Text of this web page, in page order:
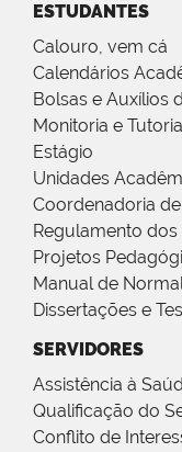
ESTUDANTES
Calouro, vem cá
Calendários
Bolsas e Auxílios
Monitoria e Tutoria
Estágio
Unidades
Coordenadoria
Regulamento
Projetos
Manual de
Dissertações e
SERVIDORES
Assistência à
Qualificação do
Conflito de